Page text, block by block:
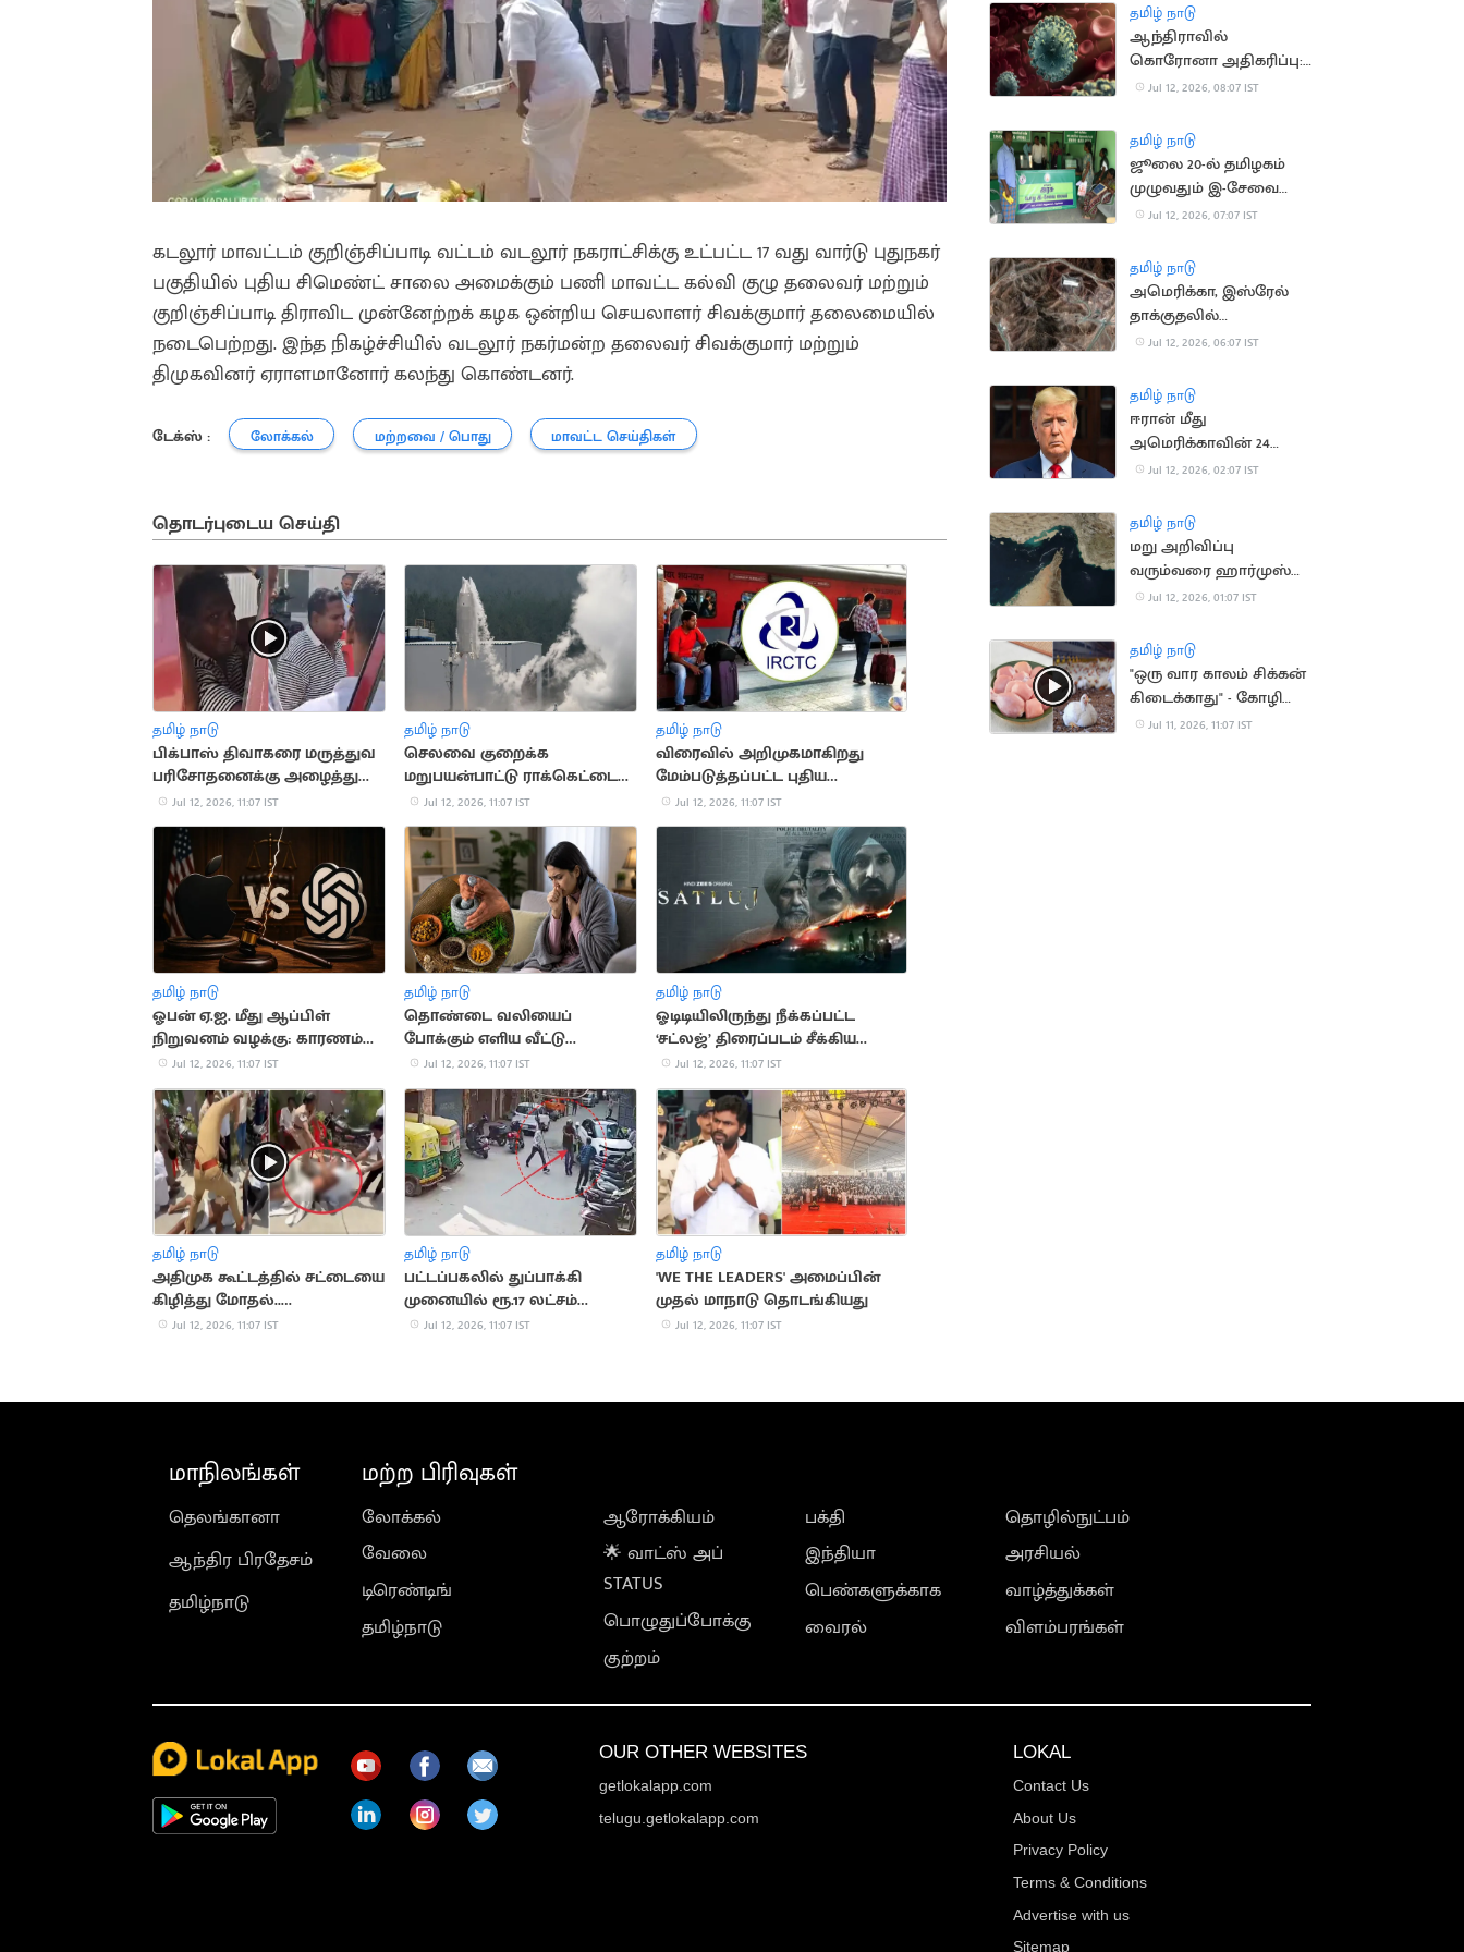
கடலூர் மாவட்டம் குறிஞ்சிப்பாடி வட்டம் வடலூர் நகராட்சிக்கு உட்பட்ட 17 வது வார்டு புதுநகர்
பகுதியில் புதிய சிமெண்ட் சாலை அமைக்கும் பணி மாவட்ட கல்வி குழு தலைவர் மற்றும்
குறிஞ்சிப்பாடி திராவிட முன்னேற்றக் கழக ஒன்றிய செயலாளர் சிவக்குமார் தலைமையில்
நடைபெற்றது. இந்த நிகழ்ச்சியில் வடலூர் நகர்மன்ற தலைவர் சிவக்குமார் மற்றும்
திமுகவினர் ஏராளமானோர் கலந்து கொண்டனர்.
டேக்ஸ் : லோக்கல் மற்றவை / பொது மாவட்ட செய்திகள்
தொடர்புடைய செய்தி
தமிழ் நாடு
பிக்பாஸ் திவாகரை மருத்துவ
பரிசோதனைக்கு அழைத்து
சென்ற போலீசார்
Jul 12, 2026, 11:07 IST
தமிழ் நாடு
செலவை குறைக்க
மறுபயன்பாட்டு ராக்கெட்டை
வெற்றிகரமாக சோதித்தது
ஜப்பான்
Jul 12, 2026, 11:07 IST
தமிழ் நாடு
விரைவில் அறிமுகமாகிறது
மேம்படுத்தப்பட்ட புதிய
ஐ.ஆர்.சி.டி.சி. இணையதளம்
Jul 12, 2026, 11:07 IST
தமிழ் நாடு
ஓபன் ஏ.ஐ. மீது ஆப்பிள்
நிறுவனம் வழக்கு: காரணம்
என்ன?
Jul 12, 2026, 11:07 IST
தமிழ் நாடு
தொண்டை வலியைப்
போக்கும் எளிய வீட்டு
வைத்தியங்கள்
Jul 12, 2026, 11:07 IST
தமிழ் நாடு
ஓடிடியிலிருந்து நீக்கப்பட்ட
‘சட்லஜ்’ திரைப்படம் சீக்கிய
கோயில்களில் திரையிடல்
Jul 12, 2026, 11:07 IST
தமிழ் நாடு
அதிமுக கூட்டத்தில் சட்டையை
கிழித்து மோதல்..
பதறவைக்கும் வீடியோ
Jul 12, 2026, 11:07 IST
தமிழ் நாடு
பட்டப்பகலில் துப்பாக்கி
முனையில் ரூ.17 லட்சம்
வழிப்பறி
Jul 12, 2026, 11:07 IST
தமிழ் நாடு
'WE THE LEADERS' அமைப்பின்
முதல் மாநாடு தொடங்கியது
Jul 12, 2026, 11:07 IST
தமிழ் நாடு
ஆந்திராவில்
கொரோனா அதிகரிப்பு:
சுகாதாரத் துறைக்கு
Jul 12, 2026, 08:07 IST
தமிழ் நாடு
ஜூலை 20-ல் தமிழகம்
முழுவதும் இ-சேவை
மையங்கள் மூடல்
Jul 12, 2026, 07:07 IST
தமிழ் நாடு
அமெரிக்கா, இஸ்ரேல்
தாக்குதலில்
சேதமடைந்த அணுசக்தி
ஈரான்
Jul 12, 2026, 06:07 IST
தமிழ் நாடு
ஈரான் மீது
அமெரிக்காவின் 24
மணி நேர கெடு;
சதித்திட்டம்?
Jul 12, 2026, 02:07 IST
தமிழ் நாடு
மறு அறிவிப்பு
வரும்வரை ஹார்முஸ்
நீரிணையை மூடிய
Jul 12, 2026, 01:07 IST
தமிழ் நாடு
"ஒரு வார காலம் சிக்கன்
கிடைக்காது" - கோழி
வணிகர்கள் முடிவு
Jul 11, 2026, 11:07 IST
மாநிலங்கள்
தெலங்கானா
ஆந்திர பிரதேசம்
தமிழ்நாடு
மற்ற பிரிவுகள்
லோக்கல்
வேலை
டிரெண்டிங்
தமிழ்நாடு
ஆரோக்கியம்
🌟 வாட்ஸ் அப்
STATUS
பொழுதுப்போக்கு
குற்றம்
பக்தி
இந்தியா
பெண்களுக்காக
வைரல்
தொழில்நுட்பம்
அரசியல்
வாழ்த்துக்கள்
விளம்பரங்கள்
OUR OTHER WEBSITES
getlokalapp.com
telugu.getlokalapp.com
LOKAL
Contact Us
About Us
Privacy Policy
Terms & Conditions
Advertise with us
Sitemap